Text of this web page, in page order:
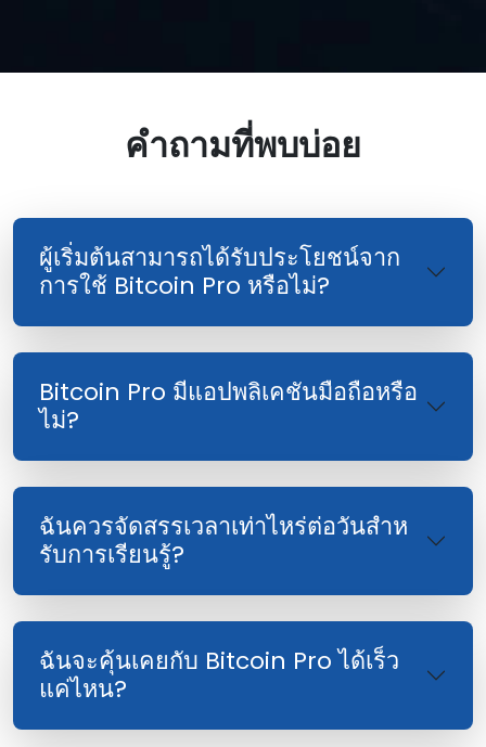
คําถามที่พบบ่อย
ผู้เริ่มต้นสามารถได้รับประโยชน์จาก
การใช้ Bitcoin Pro หรือไม่?
Bitcoin Pro มีแอปพลิเคชันมือถือหรือ
ไม่?
ฉันควรจัดสรรเวลาเท่าไหร่ต่อวันสําห
รับการเรียนรู้?
ฉันจะคุ้นเคยกับ Bitcoin Pro ได้เร็ว
แค่ไหน?